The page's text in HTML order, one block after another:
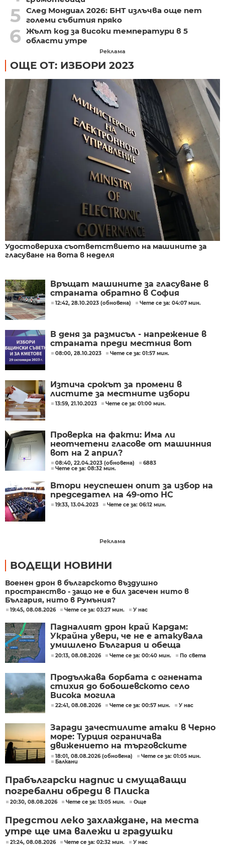
5 След Мондиал 2026: БНТ излъчва още пет
големи събития пряко
6 Жълт код за високи температури в 5
области утре
Реклама
ОЩЕ ОТ: ИЗБОРИ 2023
Удостовериха съответствието на машините за
гласуване на вота в неделя
Връщат машините за гласуване в
страната обратно в София
12:42, 28.10.2023 (обновена) Чете се за: 04:07 мин.
В деня за размисъл - напрежение в
страната преди местния вот
08:00, 28.10.2023 Чете се за: 01:57 мин.
Изтича срокът за промени в
листите за местните избори
13:59, 21.10.2023 Чете се за: 01:00 мин.
Проверка на факти: Има ли
неотчетени гласове от машинния
вот на 2 април?
08:40, 22.04.2023 (обновена)
6883
Чете се за: 08:32 мин.
Втори неуспешен опит за избор на
председател на 49-ото НС
19:33, 13.04.2023 Чете се за: 06:12 мин.
Реклама
ВОДЕЩИ НОВИНИ
Военен дрон в българското въздушно
пространство - защо не е бил засечен нито в
България, нито в Румъния?
19:45, 08.08.2026 Чете се за: 03:27 мин. У нас
Падналият дрон край Кардам:
Украйна увери, че не е атакувала
умишлено България и обеща
разследване
20:13, 08.08.2026 Чете се за: 00:40 мин. По света
Продължава борбата с огнената
стихия до бобошевското село
Висока могила
22:41, 08.08.2026 Чете се за: 00:57 мин. У нас
Заради зачестилите атаки в Черно
море: Турция ограничава
движението на търговските
кораби
18:01, 08.08.2026 (обновена)
Чете се за: 01:05 мин.
Балкани
Прабългарски надпис и смущаващи
погребални обреди в Плиска
20:30, 08.08.2026 Чете се за: 13:05 мин. Още
Предстои леко захлаждане, на места
утре ще има валежи и градушки
21:24, 08.08.2026 Чете се за: 02:32 мин. У нас